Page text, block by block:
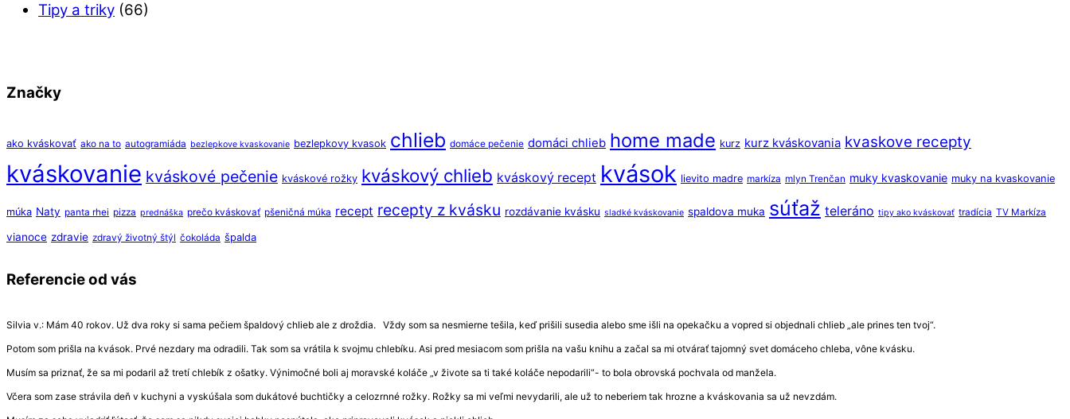
Tipy a triky (66)
Značky
ako kváskovať ako na to autogramiáda bezlepkove kvaskovanie bezlepkovy kvasok chlieb domáce pečenie domáci chlieb home made kurz kurz kváskovania kvaskove recepty
kváskovanie kváskové pečenie kváskové rožky kváskový chlieb kváskový recept kvások lievito madre markíza mlyn Trenčan muky kvaskovanie muky na kvaskovanie
múka Naty panta rhei pizza prednáška prečo kváskovať pšeničná múka recept recepty z kvásku rozdávanie kvásku sladké kváskovanie spaldova muka súťaž teleráno tipy ako kváskovať tradícia TV Markíza
vianoce zdravie zdravý životný štýl čokoláda špalda
Referencie od vás
Silvia v.: Mám 40 rokov. Už dva roky si sama pečiem špaldový chlieb ale z droždia. Vždy som sa nesmierne tešila, keď prišili susedia alebo sme išli na opekačku a vopred si objednali chlieb „ale prines ten tvoj“.
Potom som prišla na kvások. Prvé nezdary ma odradili. Tak som sa vrátila k svojmu chlebíku. Asi pred mesiacom som prišla na vašu knihu a začal sa mi otvárať tajomný svet domáceho chleba, vône kvásku.
Musím sa priznať, že sa mi podaril až tretí chlebík z ošatky. Výnimočné boli aj moravské koláče „v živote sa ti také koláče nepodarili“- to bola obrovská pochvala od manžela.
Včera som zase strávila deň v kuchyni a vyskúšala som dukátové buchtičky a celozrnné rožky. Rožky sa mi veľmi nevydarili, ale už to neberiem tak hrozne a kváskovania sa už nevzdám.